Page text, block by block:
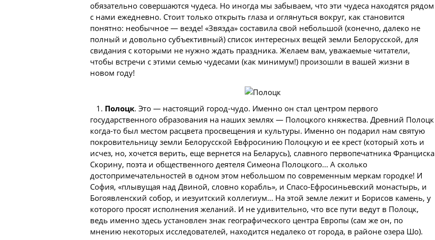
обязательно совершаются чудеса. Но иногда мы забываем, что эти чудеса находятся рядом
с нами ежедневно. Стоит только открыть глаза и оглянуться вокруг, как становится
понятно: необычное — везде! «Звязда» составила свой небольшой (конечно, далеко не
полный и довольно субъективный) список интересных вещей земли Белорусской, для
свидания с которыми не нужно ждать праздника. Желаем вам, уважаемые читатели,
чтобы встречи с этими семью чудесами (как минимум!) произошли в вашей жизни в
новом году!
1. Полоцк. Это — настоящий город-чудо. Именно он стал центром первого
государственного образования на наших землях — Полоцкого княжества. Древний Полоцк
когда-то был местом расцвета просвещения и культуры. Именно он подарил нам святую
покровительницу земли Белорусской Евфросинию Полоцкую и ее крест (который хоть и
исчез, но, хочется верить, еще вернется на Беларусь), славного первопечатника Франциска
Скорину, поэта и общественного деятеля Симеона Полоцкого... А сколько
достопримечательностей в одном этом небольшом по современным меркам городке! И
София, «плывущая над Двиной, словно корабль», и Спасо-Ефросиньевский монастырь, и
Богоявленский собор, и иезуитский коллегиум... На этой земле лежит и Борисов камень, у
которого просят исполнения желаний. И не удивительно, что все пути ведут в Полоцк,
ведь именно здесь установлен знак географического центра Европы (сам же он, по
мнению некоторых исследователей, находится недалеко от города, в районе озера Шо).